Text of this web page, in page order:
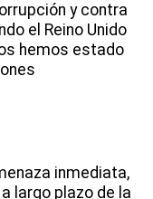
y contra
el Reino Unido
hemos estado
inmediata,
largo plazo de la